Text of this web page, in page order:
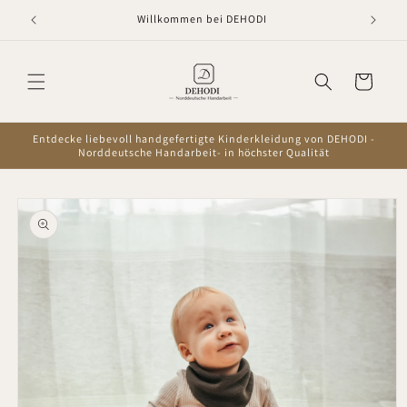
zum
Willkommen bei DEHODI
Warenkorb
Entdecke liebevoll handgefertigte Kinderkleidung von DEHODI -
Norddeutsche Handarbeit- in höchster Qualität